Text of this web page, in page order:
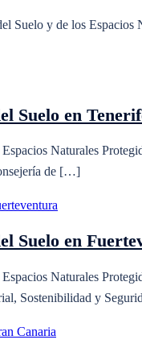
Suelo y de los
Suelo en
Naturales
de […]
Suelo en
Naturales
Sostenibilidad y